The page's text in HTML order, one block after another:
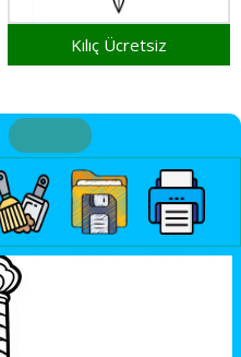
Kılıç Ücretsiz